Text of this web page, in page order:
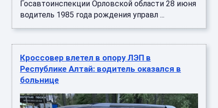
Госавтоинспекции Орловской области 28 июня
водитель 1985 года рождения управл ...
Кроссовер влетел в опору ЛЭП в
Республике Алтай: водитель оказался в
больнице